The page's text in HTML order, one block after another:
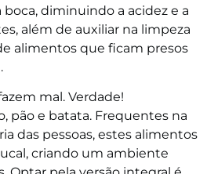
diminuindo a acidez e a
além de auxiliar na limpeza
alimentos que ficam presos
mal. Verdade!
pão e batata. Frequentes na
das pessoas, estes alimentos
criando um ambiente